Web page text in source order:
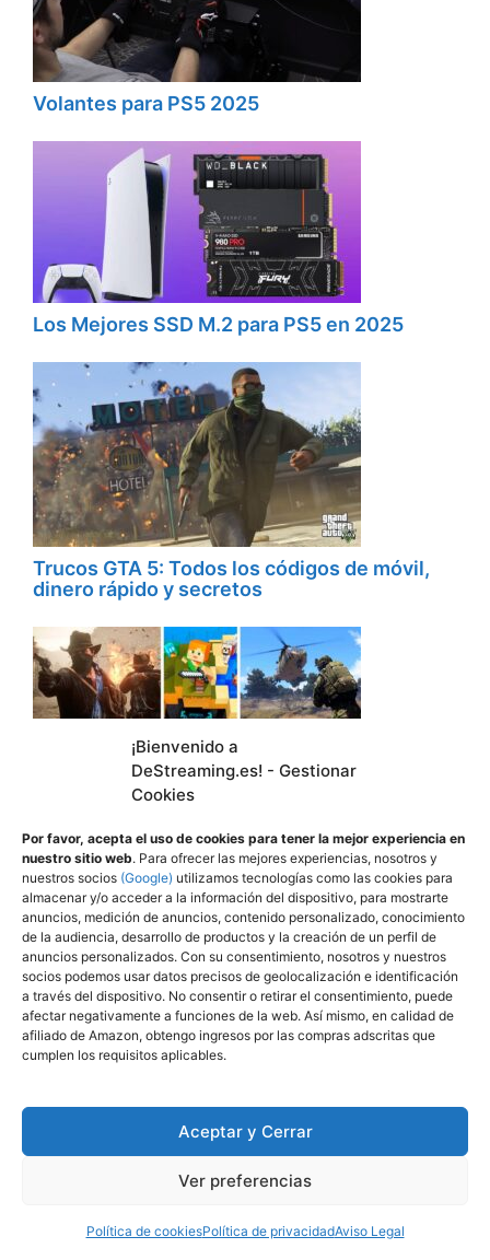
¡Bienvenido a
DeStreaming.es! - Gestionar
Cookies
Por favor, acepta el uso de cookies para tener la mejor experiencia en
nuestro sitio web. Para ofrecer las mejores experiencias, nosotros y
nuestros socios (Google) utilizamos tecnologías como las cookies para
almacenar y/o acceder a la información del dispositivo, para mostrarte
anuncios, medición de anuncios, contenido personalizado, conocimiento
de la audiencia, desarrollo de productos y la creación de un perfil de
anuncios personalizados. Con su consentimiento, nosotros y nuestros
socios podemos usar datos precisos de geolocalización e identificación
a través del dispositivo. No consentir o retirar el consentimiento, puede
afectar negativamente a funciones de la web. Así mismo, en calidad de
afiliado de Amazon, obtengo ingresos por las compras adscritas que
cumplen los requisitos aplicables.
Aceptar y Cerrar
Ver preferencias
Política de cookiesPolítica de privacidadAviso Legal
Volantes para PS5 2025
Los Mejores SSD M.2 para PS5 en 2025
Trucos GTA 5: Todos los códigos de móvil,
dinero rápido y secretos
Los 32 Juegos de Mundo Abierto más
grandes en 2025 – Ordenados por tamaño de
mapa
Mejores Cascos PS5 2025 – Compatibles
con PlayStation 5